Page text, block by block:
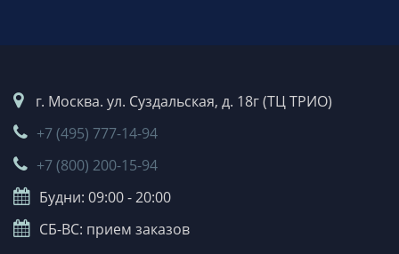
г. Москва. ул. Суздальская, д. 18г (ТЦ ТРИО)
+7 (495) 777-14-94
+7 (800) 200-15-94
Будни: 09:00 - 20:00
СБ-ВС: прием заказов